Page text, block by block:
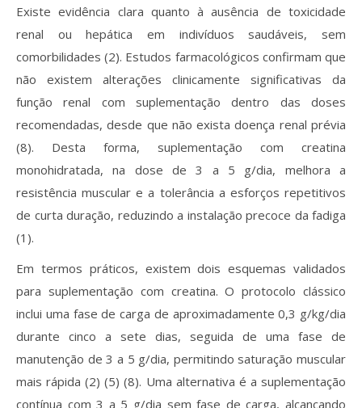
Existe evidência clara quanto à ausência de toxicidade
renal ou hepática em indivíduos saudáveis, sem
comorbilidades (2). Estudos farmacológicos confirmam que
não existem alterações clinicamente significativas da
função renal com suplementação dentro das doses
recomendadas, desde que não exista doença renal prévia
(8). Desta forma, suplementação com creatina
monohidratada, na dose de 3 a 5 g/dia, melhora a
resistência muscular e a tolerância a esforços repetitivos
de curta duração, reduzindo a instalação precoce da fadiga
(1).
Em termos práticos, existem dois esquemas validados
para suplementação com creatina. O protocolo clássico
inclui uma fase de carga de aproximadamente 0,3 g/kg/dia
durante cinco a sete dias, seguida de uma fase de
manutenção de 3 a 5 g/dia, permitindo saturação muscular
mais rápida (2) (5) (8). Uma alternativa é a suplementação
contínua com 3 a 5 g/dia sem fase de carga, alcançando